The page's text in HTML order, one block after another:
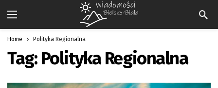
Home Polityka Regionalna
Tag: Polityka Regionalna